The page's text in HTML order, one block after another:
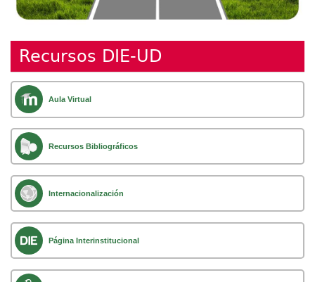
Recursos DIE-UD
Aula Virtual
Recursos Bibliográficos
Internacionalización
Página Interinstitucional